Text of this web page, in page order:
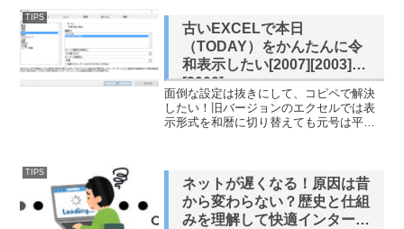
てあらかじめライセンス形...
TIPS
古いEXCELで本日
（TODAY）をかんたんに令
和表示したい[2007][2003]
[2000]
面倒な設定は抜きにして、コピペで解決
したい！旧バージョンのエクセルでは表
示形式を和暦に切り替えても元号は平成
ルール？ここに来られ...
TIPS
ネットが遅くなる！原因は昔
から変わらない？歴史と仕組
みを理解して快適インターネ